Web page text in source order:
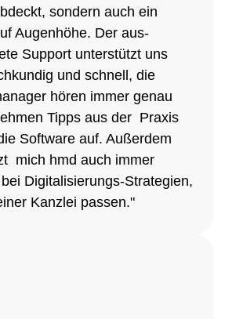
sondern auch ein
Augenhöhe. Der aus-
Support unterstützt uns
und schnell, die
hören immer genau
Tipps aus der Praxis
Software auf. Außerdem
mich hmd auch immer
Digitalisierungs-Strategien,
Kanzlei passen."